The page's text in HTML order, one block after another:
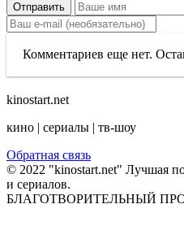
Отправить
Комментариев еще нет.
kinostart.net
кино | сериалы | тв-шоу
Обратная связь
© 2022 "kinostart.net" Лучшая
и сериалов.
БЛАГОТВОРИТЕЛЬНЫЙ